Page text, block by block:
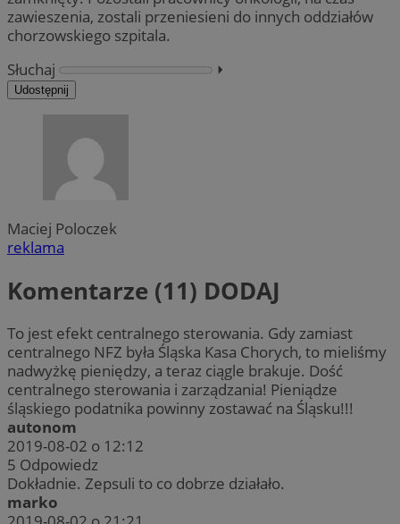
zawieszenia, zostali przeniesieni do innych oddziałów
chorzowskiego szpitala.
Słuchaj
⏵︎
Udostępnij
Maciej Poloczek
reklama
Komentarze (11) DODAJ
To jest efekt centralnego sterowania. Gdy zamiast
centralnego NFZ była Śląska Kasa Chorych, to mieliśmy
nadwyżkę pieniędzy, a teraz ciągle brakuje. Dość
centralnego sterowania i zarządzania! Pieniądze
śląskiego podatnika powinny zostawać na Śląsku!!!
autonom
2019-08-02 o 12:12
5 Odpowiedz
Dokładnie. Zepsuli to co dobrze działało.
marko